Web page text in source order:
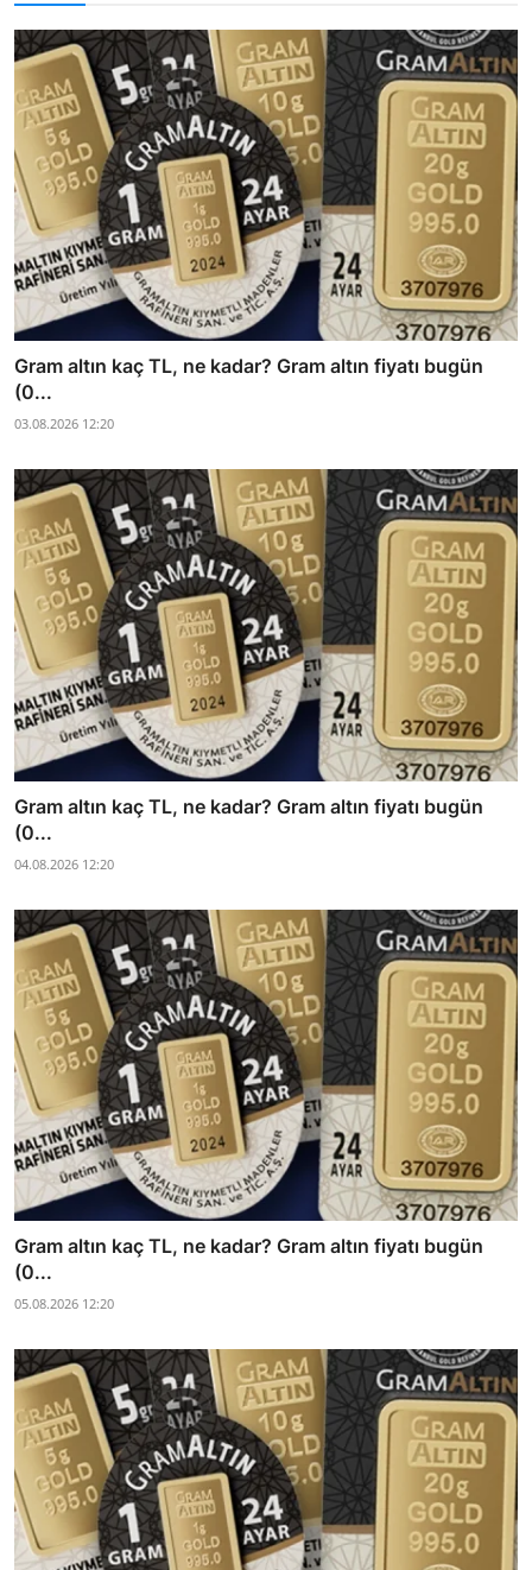
Gram altın kaç TL, ne kadar? Gram altın fiyatı bugün
(0...
03.08.2026 12:20
Gram altın kaç TL, ne kadar? Gram altın fiyatı bugün
(0...
04.08.2026 12:20
Gram altın kaç TL, ne kadar? Gram altın fiyatı bugün
(0...
05.08.2026 12:20